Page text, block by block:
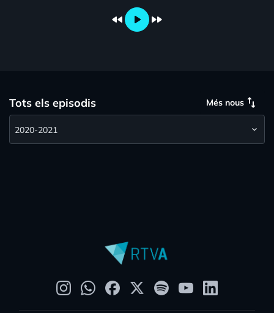
fast_rewind play_arrow fast_forward
Tots els episodis Més nous swap_vert